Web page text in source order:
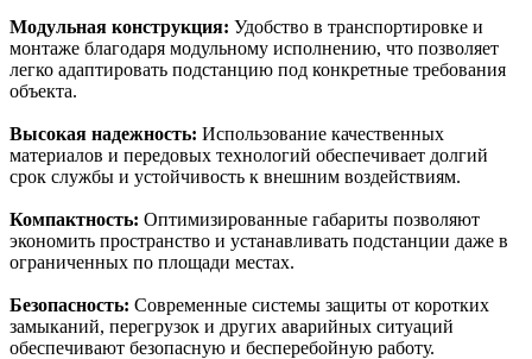
Модульная конструкция: Удобство в транспортировке и
монтаже благодаря модульному исполнению, что позволяет
легко адаптировать подстанцию под конкретные требования
объекта.
Высокая надежность: Использование качественных
материалов и передовых технологий обеспечивает долгий
срок службы и устойчивость к внешним воздействиям.
Компактность: Оптимизированные габариты позволяют
экономить пространство и устанавливать подстанции даже в
ограниченных по площади местах.
Безопасность: Современные системы защиты от коротких
замыканий, перегрузок и других аварийных ситуаций
обеспечивают безопасную и бесперебойную работу.